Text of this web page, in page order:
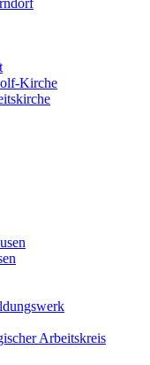
Kirche
Arbeitskreis